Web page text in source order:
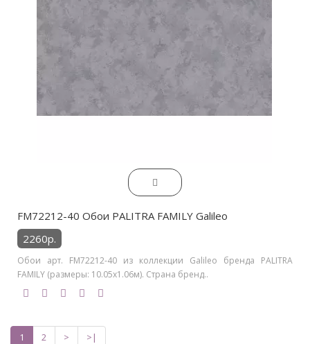
FM72212-40 Обои PALITRA FAMILY Galileo
2260р.
Обои арт. FM72212-40 из коллекции Galileo бренда PALITRA
FAMILY (размеры: 10.05х1.06м). Страна бренд..
1 2 >
>|